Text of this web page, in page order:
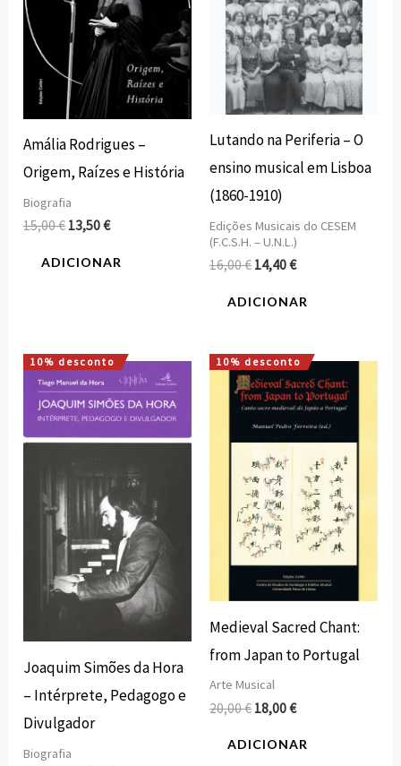
Amália Rodrigues –
Origem, Raízes e História
Biografia
15,00€ 13,50€
ADICIONAR
Lutando na Periferia – O
ensino musical em Lisboa
(1860-1910)
Edições Musicais do CESEM
(F.C.S.H. – U.N.L.)
16,00€ 14,40€
ADICIONAR
10% desconto
Joaquim Simões da Hora
– Intérprete, Pedagogo e
Divulgador
Biografia
O
preço
original
era:
15,00 €.
O
preço
atual
é:
13,50 €.
10% desconto
Medieval Sacred Chant:
from Japan to Portugal
Arte Musical
20,00€
O
preço
original
era:
18,00€
O
preço
atual
é:
ADICIONAR